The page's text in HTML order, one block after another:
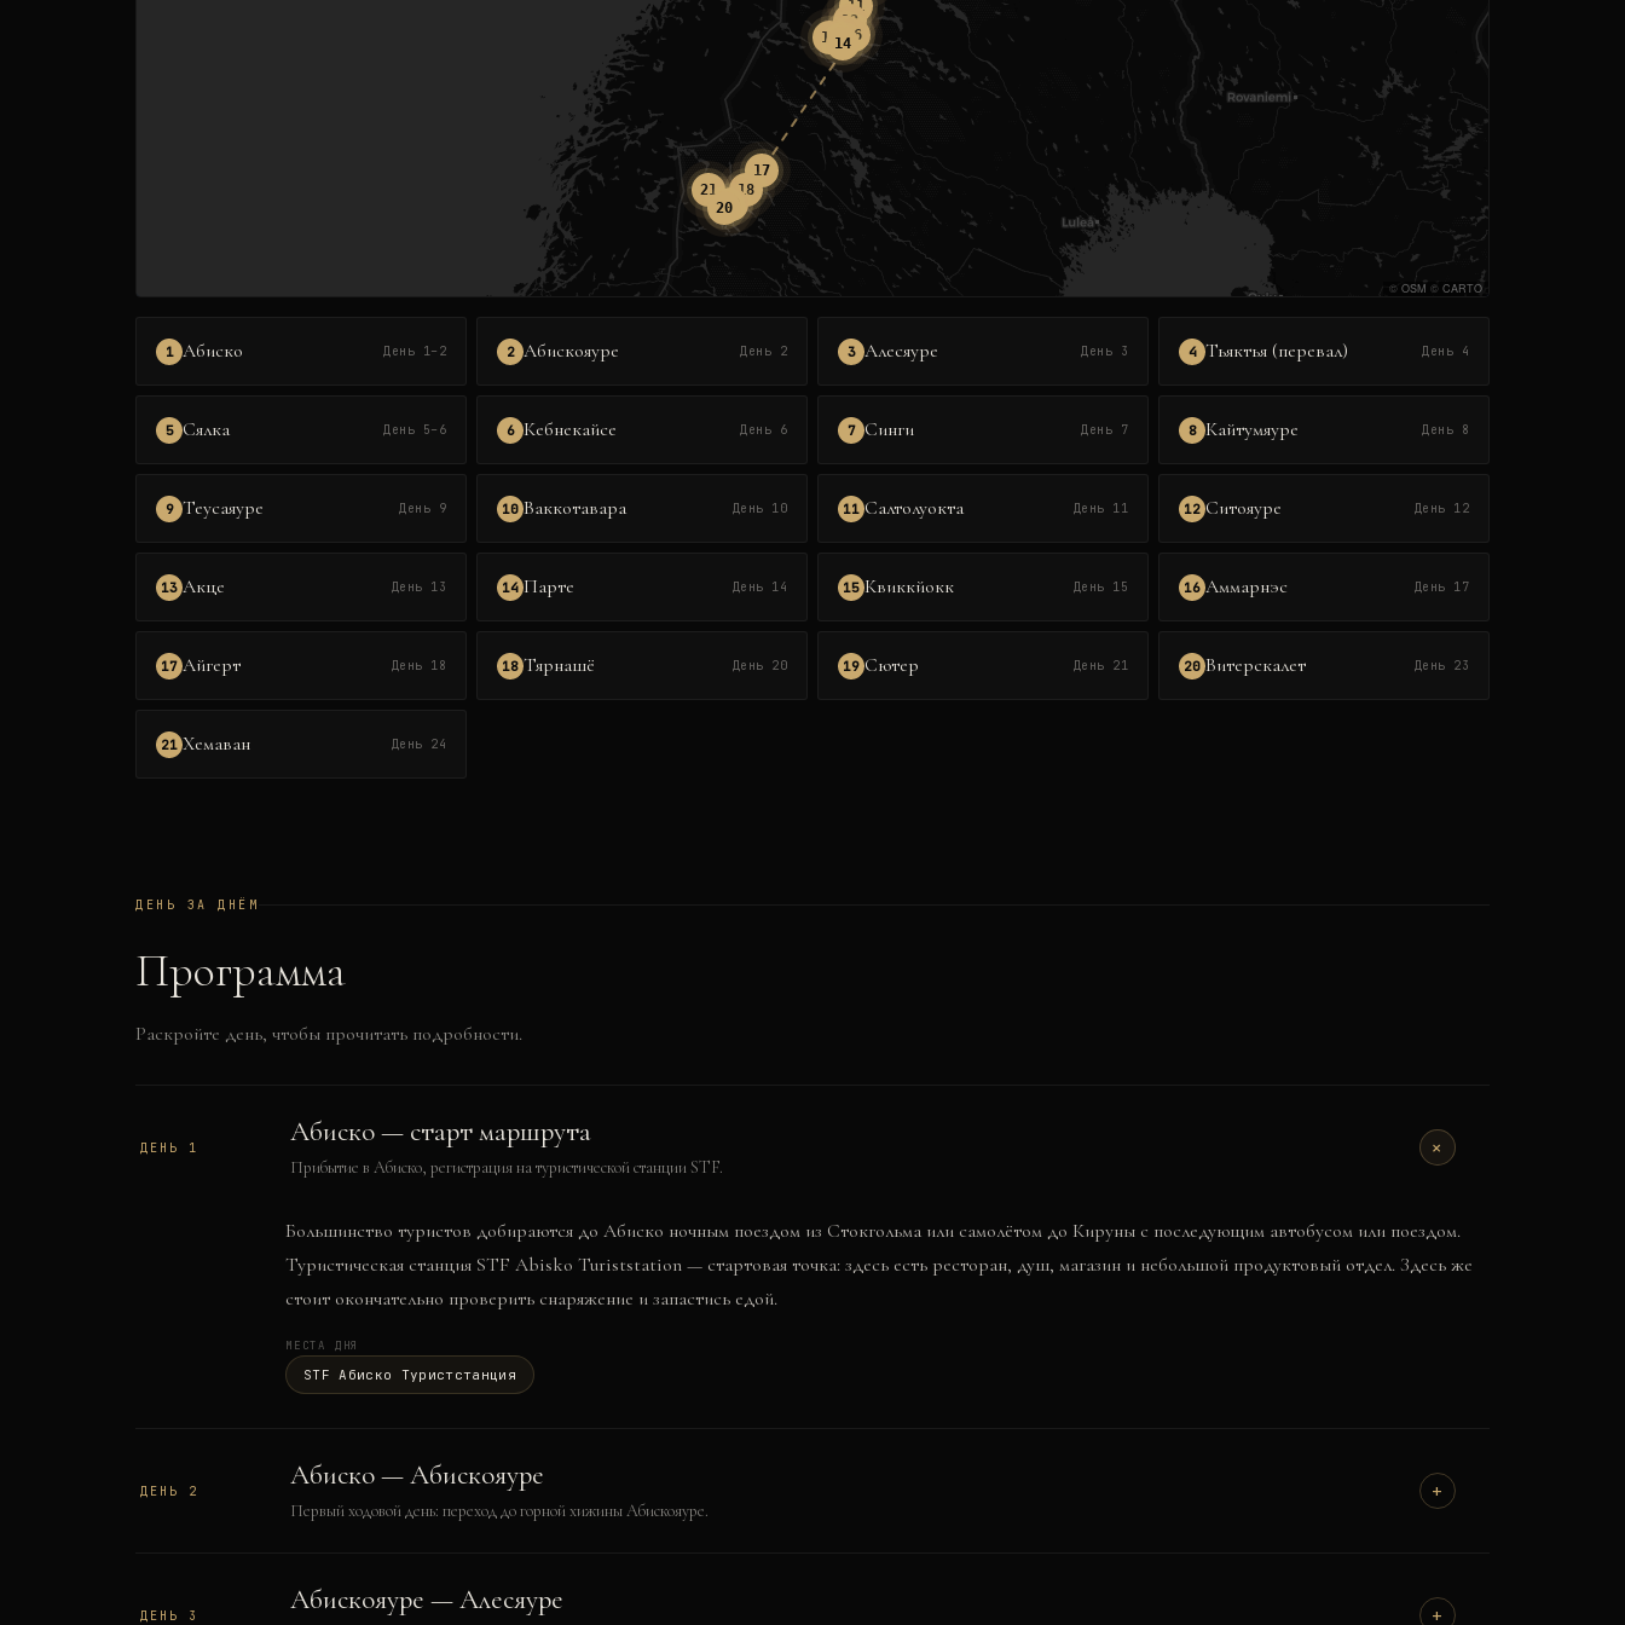
11
12
14
15 16
17
18
19
20
21
© OSM © CARTO
1 Абиско День 1–2 2 Абискояуре День 2 3 Алесяуре День 3 4 Тьяктья (перевал) День 4
5 Сялка День 5–6 6 Кебнекайсе День 6 7 Синги День 7 8 Кайтумяуре День 8
9 Теусаяуре День 9 10 Ваккотавара День 10 11 Салтолуокта День 11 12 Ситояуре День 12
13 Акце День 13 14 Парте День 14 15 Квиккйокк День 15 16 Аммарнэс День 17
17 Айгерт День 18 18 Тярнашё День 20 19 Сютер День 21 20 Витерскалет День 23
21 Хемаван День 24
ДЕНЬ ЗА ДНЁМ
Программа
Раскройте день, чтобы прочитать подробности.
ДЕНЬ 1 Абиско — старт маршрута
Прибытие в Абиско, регистрация на туристической станции STF.
+
Большинство туристов добираются до Абиско ночным поездом из Стокгольма или самолётом до Кируны с последующим автобусом или поездом.
Туристическая станция STF Abisko Turiststation — стартовая точка: здесь есть ресторан, душ, магазин и небольшой продуктовый отдел. Здесь же
стоит окончательно проверить снаряжение и запастись едой.
МЕСТА ДНЯ
STF Абиско Туристстанция
ДЕНЬ 2 Абиско — Абискояуре
Первый ходовой день: переход до горной хижины Абискояуре.
+
ДЕНЬ 3 Абискояуре — Алесяуре +